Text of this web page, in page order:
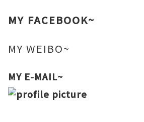
MY FACEBOOK~
MY WEIBO~
MY E-MAIL~